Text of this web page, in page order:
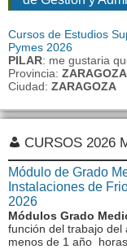
Cursos de Estudios
Pymes 2026
PILAR: me gustaria
Provincia:
Ciudad: ZARAGOZA
CURSOS 2026
Módulo de Grado
Instalaciones de
2026
Módulos Grado
función del trabajo del
menos de 1 año horas